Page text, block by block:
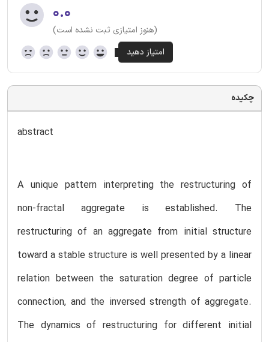
۰.۰
(هنوز امتیازی ثبت نشده است)
چکیده
abstract
A unique pattern interpreting the restructuring of
non-fractal aggregate is established. The
restructuring of an aggregate from initial structure
toward a stable structure is well presented by a linear
relation between the saturation degree of particle
connection, and the inversed strength of aggregate.
The dynamics of restructuring for different initial